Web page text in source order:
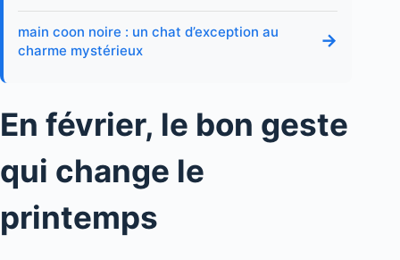
main coon noire : un chat d’exception au
charme mystérieux
→
En février, le bon geste
qui change le
printemps